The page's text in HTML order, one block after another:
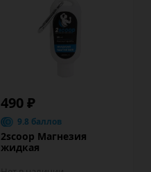
490 ₽
9.8 баллов
2scoop Магнезия
жидкая